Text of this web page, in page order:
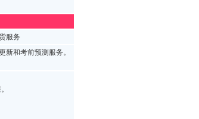
服务
新和考前预测服务。